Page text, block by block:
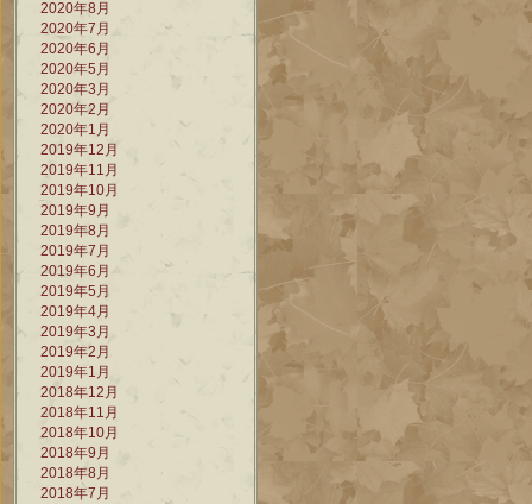
2020年8月
2020年7月
2020年6月
2020年5月
2020年3月
2020年2月
2020年1月
2019年12月
2019年11月
2019年10月
2019年9月
2019年8月
2019年7月
2019年6月
2019年5月
2019年4月
2019年3月
2019年2月
2019年1月
2018年12月
2018年11月
2018年10月
2018年9月
2018年8月
2018年7月